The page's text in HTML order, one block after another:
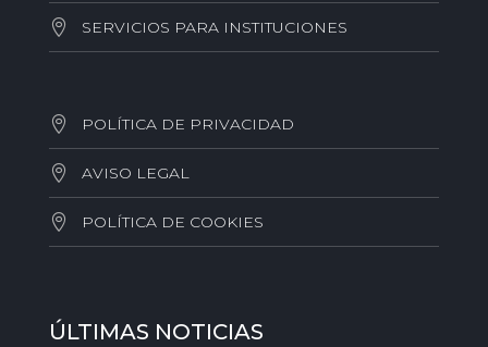
SERVICIOS PARA INSTITUCIONES
POLÍTICA DE PRIVACIDAD
AVISO LEGAL
POLÍTICA DE COOKIES
ÚLTIMAS NOTICIAS